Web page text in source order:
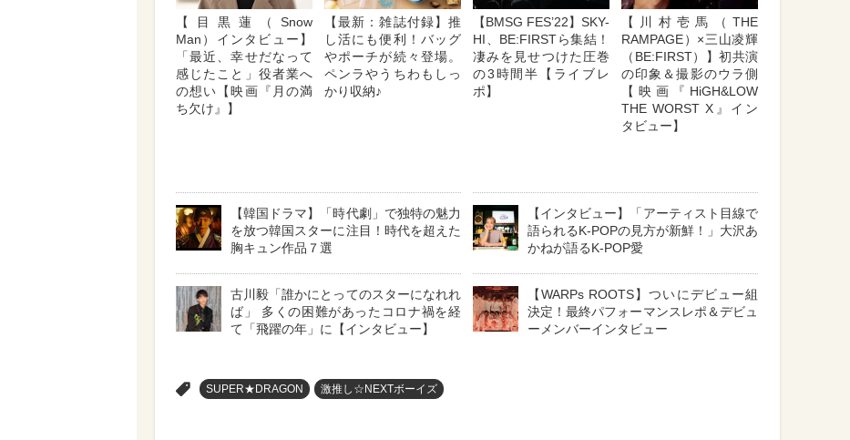
【目黒蓮（Snow
Man）インタビュー】
「最近、幸せだなって
感じたこと」役者業へ
の想い【映画『月の満
ち欠け』】
【最新：雑誌付録】推
し活にも便利！バッグ
やポーチが続々登場。
ペンラやうちわもしっ
かり収納♪
【BMSG FES’22】SKY-
HI、BE:FIRSTら集結！
凄みを見せつけた圧巻
の3時間半【ライブレ
ポ】
【川村壱馬（THE
RAMPAGE）×三山凌輝
（BE:FIRST）】初共演
の印象＆撮影のウラ側
【映画『HiGH&LOW
THE WORST X』イン
タビュー】
【韓国ドラマ】「時代劇」で独特の魅力
を放つ韓国スターに注目！時代を超えた
胸キュン作品７選
【インタビュー】「アーティスト目線で
語られるK-POPの見方が新鮮！」大沢あ
かねが語るK-POP愛
古川毅「誰かにとってのスターになれれ
ば」 多くの困難があったコロナ禍を経
て「飛躍の年」に【インタビュー】
【WARPs ROOTS】ついにデビュー組
決定！最終パフォーマンスレポ＆デビュ
ーメンバーインタビュー
SUPER★DRAGON 激推し☆NEXTボーイズ